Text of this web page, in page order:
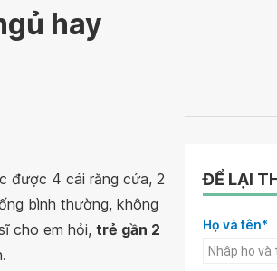
hay
được 4 cái răng cửa, 2
bình thường, không
cho em hỏi, trẻ gần 2
ĐỂ LẠI
Họ và tên*